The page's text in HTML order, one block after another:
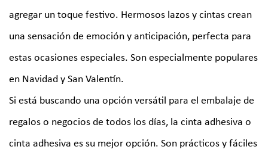
agregar un toque festivo. Hermosos lazos y cintas crean
una sensación de emoción y anticipación, perfecta para
estas ocasiones especiales. Son especialmente populares
en Navidad y San Valentín.
Si está buscando una opción versátil para el embalaje de
regalos o negocios de todos los días, la cinta adhesiva o
cinta adhesiva es su mejor opción. Son prácticos y fáciles